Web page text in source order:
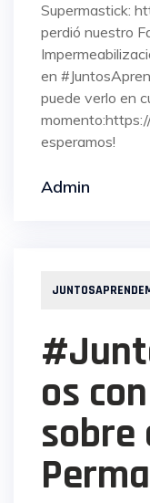
Supermastick:
perdió nuestro
en
puede verlo en
esperamos!
Admin
os
sobre